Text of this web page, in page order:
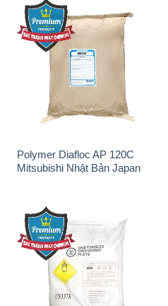
Polymer Diafloc AP 120C
Mitsubishi Nhật Bản Japan